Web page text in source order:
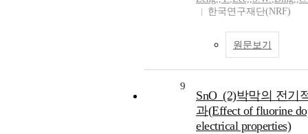
한국연구재단(NRF)
원문보기
9
SnO_(2)박막의 전기
과(Effect of fluorine
electrical properties)